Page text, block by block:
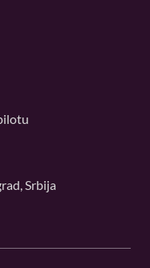
Srbija